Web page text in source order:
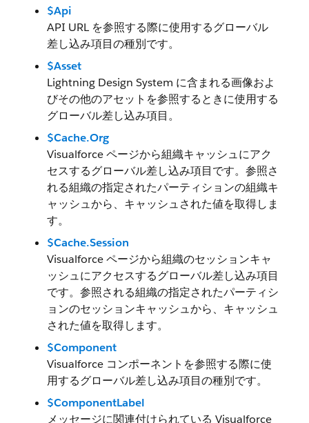
$Api
API URL を参照する際に使用するグローバル
差し込み項目の種別です。
$Asset
Lightning Design System に含まれる画像およ
びその他のアセットを参照するときに使用する
グローバル差し込み項目。
$Cache.Org
Visualforce ページから組織キャッシュにアク
セスするグローバル差し込み項目です。参照さ
れる組織の指定されたパーティションの組織キ
ャッシュから、キャッシュされた値を取得しま
す。
$Cache.Session
Visualforce ページから組織のセッションキャ
ッシュにアクセスするグローバル差し込み項目
です。参照される組織の指定されたパーティシ
ョンのセッションキャッシュから、キャッシュ
された値を取得します。
$Component
Visualforce コンポーネントを参照する際に使
用するグローバル差し込み項目の種別です。
$ComponentLabel
メッセージに関連付けられている Visualforce